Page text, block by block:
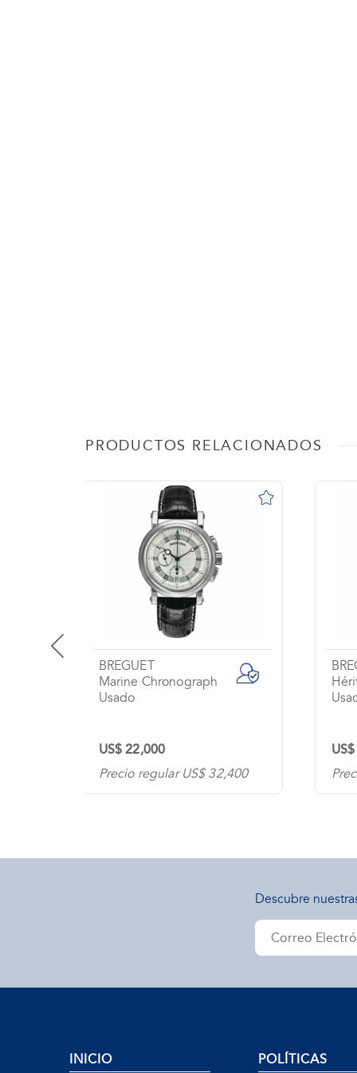
PRODUCTOS RELACIONADOS
BREGUET
Marine Chronograph
Usado
US$ 22,000
Precio regular US$ 32,400
Descubre
INICIO POLÍTICAS